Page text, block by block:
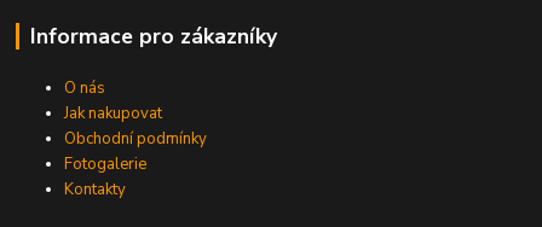
Informace pro zákazníky
O nás
Jak nakupovat
Obchodní podmínky
Fotogalerie
Kontakty